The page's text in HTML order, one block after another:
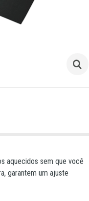
aquecidos sem que você
garantem um ajuste